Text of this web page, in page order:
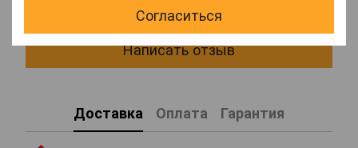
Согласиться
Написать отзыв
Доставка Оплата Гарантия